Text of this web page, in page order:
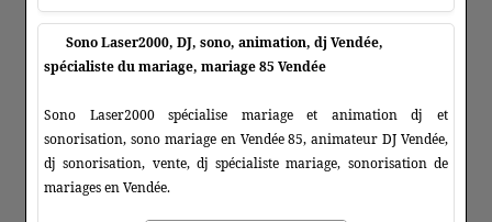
Sono Laser2000, DJ, sono, animation, dj Vendée,
spécialiste du mariage, mariage 85 Vendée
Sono Laser2000 spécialise mariage et animation dj et
sonorisation, sono mariage en Vendée 85, animateur DJ Vendée,
dj sonorisation, vente, dj spécialiste mariage, sonorisation de
mariages en Vendée.